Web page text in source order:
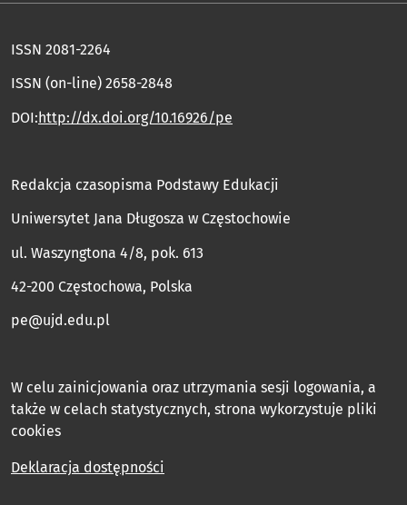
ISSN 2081-2264
ISSN (on-line) 2658-2848
DOI:http://dx.doi.org/10.16926/pe
Redakcja czasopisma Podstawy Edukacji
Uniwersytet Jana Długosza w Częstochowie
ul. Waszyngtona 4/8, pok. 613
42-200 Częstochowa, Polska
pe@ujd.edu.pl
W celu zainicjowania oraz utrzymania sesji logowania, a
także w celach statystycznych, strona wykorzystuje pliki
cookies
Deklaracja dostępności